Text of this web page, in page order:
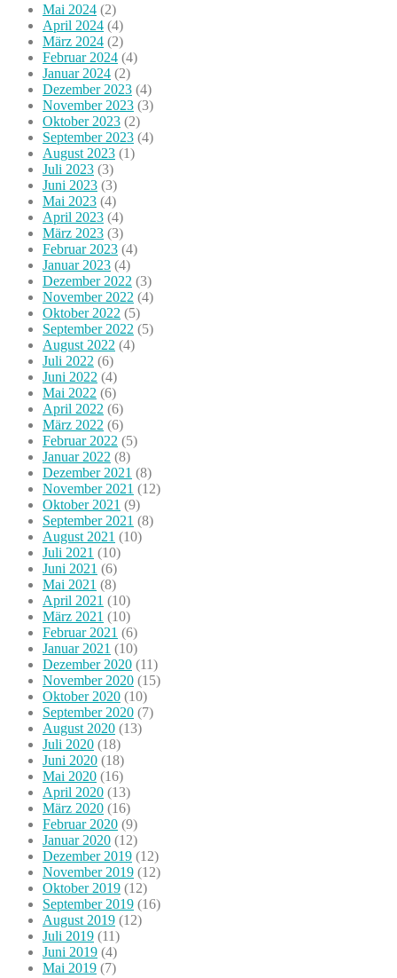
Mai 2024 (2)
April 2024 (4)
März 2024 (2)
Februar 2024 (4)
Januar 2024 (2)
Dezember 2023 (4)
November 2023 (3)
Oktober 2023 (2)
September 2023 (4)
August 2023 (1)
Juli 2023 (3)
Juni 2023 (3)
Mai 2023 (4)
April 2023 (4)
März 2023 (3)
Februar 2023 (4)
Januar 2023 (4)
Dezember 2022 (3)
November 2022 (4)
Oktober 2022 (5)
September 2022 (5)
August 2022 (4)
Juli 2022 (6)
Juni 2022 (4)
Mai 2022 (6)
April 2022 (6)
März 2022 (6)
Februar 2022 (5)
Januar 2022 (8)
Dezember 2021 (8)
November 2021 (12)
Oktober 2021 (9)
September 2021 (8)
August 2021 (10)
Juli 2021 (10)
Juni 2021 (6)
Mai 2021 (8)
April 2021 (10)
März 2021 (10)
Februar 2021 (6)
Januar 2021 (10)
Dezember 2020 (11)
November 2020 (15)
Oktober 2020 (10)
September 2020 (7)
August 2020 (13)
Juli 2020 (18)
Juni 2020 (18)
Mai 2020 (16)
April 2020 (13)
März 2020 (16)
Februar 2020 (9)
Januar 2020 (12)
Dezember 2019 (12)
November 2019 (12)
Oktober 2019 (12)
September 2019 (16)
August 2019 (12)
Juli 2019 (11)
Juni 2019 (4)
Mai 2019 (7)